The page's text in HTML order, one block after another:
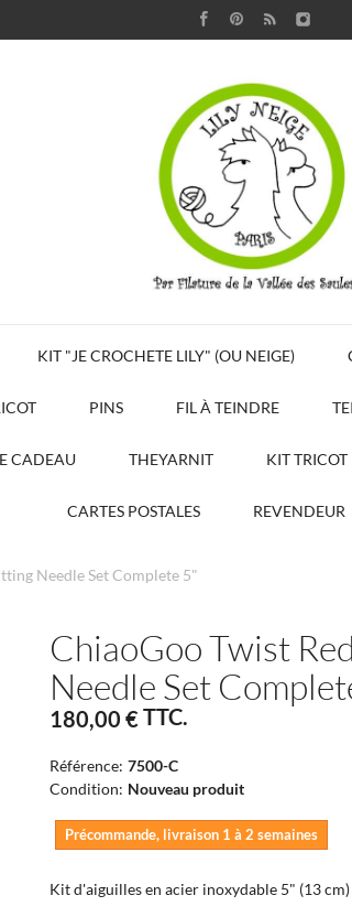
KIT "JE CROCHETE LILY" (OU NEIGE)
PINS FIL À TEINDRE
CADEAU THEYARNIT KIT TRICOT
CARTES POSTALES REVENDEUR
Needle Set Complete 5"
ChiaoGoo Twist
Needle Set
180,00 €TTC.
Référence: 7500-C
Condition: Nouveau produit
Précommande, livraison 1 à 2 semaines
Kit d'aiguilles en acier inoxydable 5" (13